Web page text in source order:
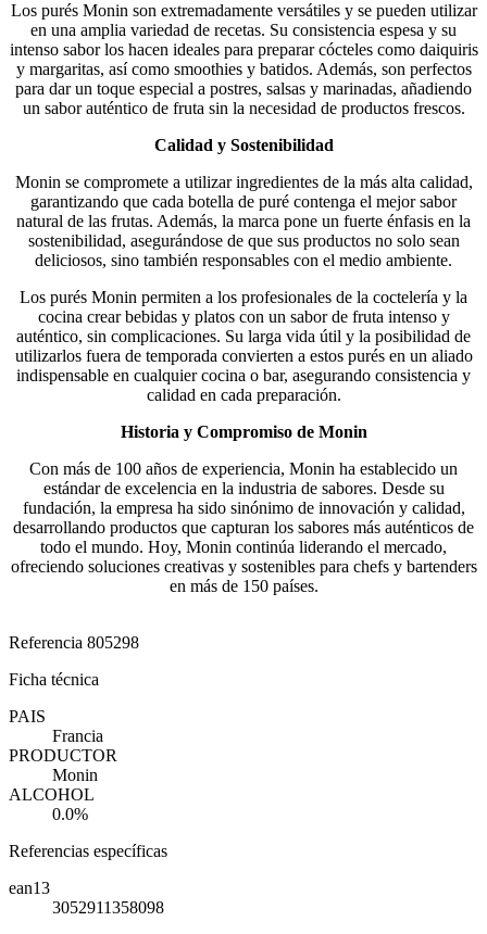
Los purés Monin son extremadamente versátiles y se pueden utilizar
en una amplia variedad de recetas. Su consistencia espesa y su
intenso sabor los hacen ideales para preparar cócteles como daiquiris
y margaritas, así como smoothies y batidos. Además, son perfectos
para dar un toque especial a postres, salsas y marinadas, añadiendo
un sabor auténtico de fruta sin la necesidad de productos frescos.
Calidad y Sostenibilidad
Monin se compromete a utilizar ingredientes de la más alta calidad,
garantizando que cada botella de puré contenga el mejor sabor
natural de las frutas. Además, la marca pone un fuerte énfasis en la
sostenibilidad, asegurándose de que sus productos no solo sean
deliciosos, sino también responsables con el medio ambiente.
Los purés Monin permiten a los profesionales de la coctelería y la
cocina crear bebidas y platos con un sabor de fruta intenso y
auténtico, sin complicaciones. Su larga vida útil y la posibilidad de
utilizarlos fuera de temporada convierten a estos purés en un aliado
indispensable en cualquier cocina o bar, asegurando consistencia y
calidad en cada preparación.
Historia y Compromiso de Monin
Con más de 100 años de experiencia, Monin ha establecido un
estándar de excelencia en la industria de sabores. Desde su
fundación, la empresa ha sido sinónimo de innovación y calidad,
desarrollando productos que capturan los sabores más auténticos de
todo el mundo. Hoy, Monin continúa liderando el mercado,
ofreciendo soluciones creativas y sostenibles para chefs y bartenders
en más de 150 países.
Referencia 805298
Ficha técnica
PAIS
Francia
PRODUCTOR
Monin
ALCOHOL
0.0%
Referencias específicas
ean13
3052911358098